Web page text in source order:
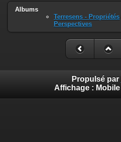
Albums
Terresens - Propriétés
Perspectives
Propulsé par
Affichage : Mobile